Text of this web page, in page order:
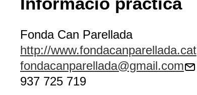
Fonda Can Parellada
http://www.fondacanparellada.cat
fondacanparellada@gmail.com
937 725 719